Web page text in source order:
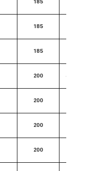
185
185
185
200 450
200
200
200